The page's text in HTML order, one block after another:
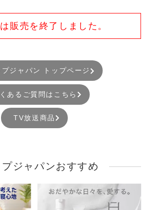
販売を終了しました。
プジャパン トップページ
あるご質問はこちら
TV放送商品
ジャパンおすすめ